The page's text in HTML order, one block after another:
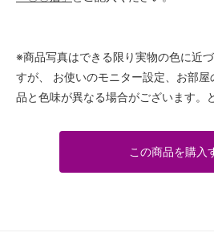
※商品写真はできる限り実物の色に近
すが、 お使いのモニター設定、お部
品と色味が異なる場合がございます。
この商品を購入